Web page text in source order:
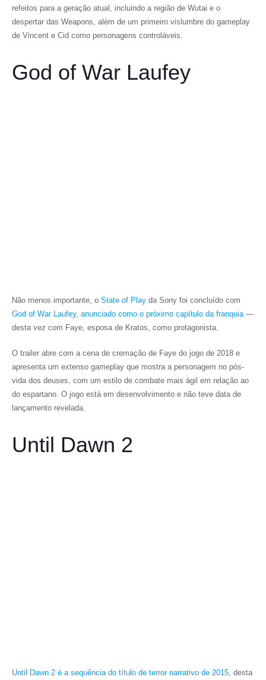
refeitos para a geração atual, incluindo a região de Wutai e o
despertar das Weapons, além de um primeiro vislumbre do gameplay
de Vincent e Cid como personagens controláveis.
God of War Laufey
Não menos importante, o State of Play da Sony foi concluído com
God of War Laufey, anunciado como o próximo capítulo da franquia—
desta vez com Faye, esposa de Kratos, como protagonista.
O trailer abre com a cena de cremação de Faye do jogo de 2018 e
apresenta um extenso gameplay que mostra a personagem no pós-
vida dos deuses, com um estilo de combate mais ágil em relação ao
do espartano. O jogo está em desenvolvimento e não teve data de
lançamento revelada.
Until Dawn 2
Until Dawn 2 é a sequência do título de terror narrativo de 2015, desta